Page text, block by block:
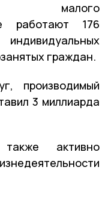
малого
работают 176
граждан.
производимый
3 миллиарда
также активно